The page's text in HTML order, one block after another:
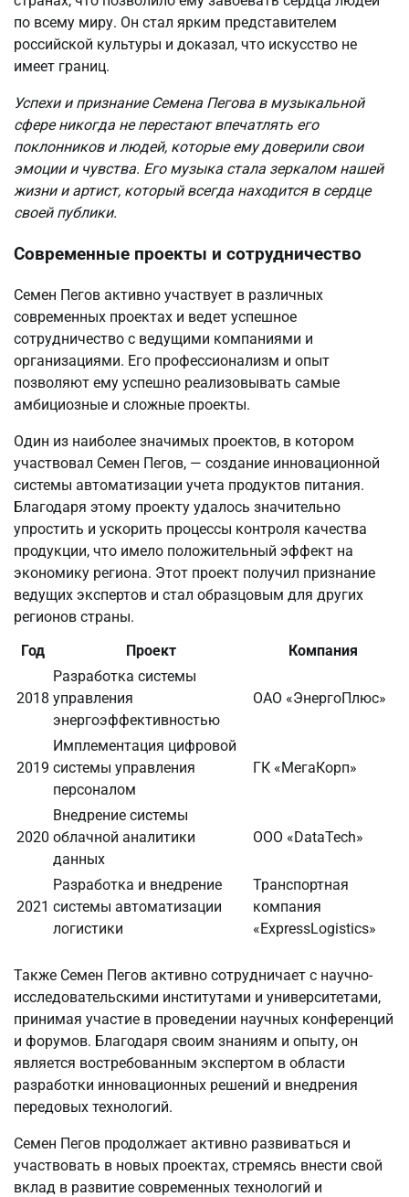
по всему миру. Он стал ярким представителем
российской культуры и доказал, что искусство не
имеет границ.
Успехи и признание Семена Пегова в музыкальной
сфере никогда не перестают впечатлять его
поклонников и людей, которые ему доверили свои
эмоции и чувства. Его музыка стала зеркалом нашей
жизни и артист, который всегда находится в сердце
своей публики.
Современные проекты и сотрудничество
Семен Пегов активно участвует в различных
современных проектах и ведет успешное
сотрудничество с ведущими компаниями и
организациями. Его профессионализм и опыт
позволяют ему успешно реализовывать самые
амбициозные и сложные проекты.
Один из наиболее значимых проектов, в котором
участвовал Семен Пегов, — создание инновационной
системы автоматизации учета продуктов питания.
Благодаря этому проекту удалось значительно
упростить и ускорить процессы контроля качества
продукции, что имело положительный эффект на
экономику региона. Этот проект получил признание
ведущих экспертов и стал образцовым для других
регионов страны.
Год
Проект Компания
2018
Разработка системы
управления
энергоэффективностью
ОАО «ЭнергоПлюс»
2019
Имплементация цифровой
системы управления
персоналом
ГК «МегаКорп»
2020
Внедрение системы
облачной аналитики
данных
ООО «DataTech»
2021
Разработка и внедрение
системы автоматизации
логистики
Транспортная
компания
«ExpressLogistics»
Также Семен Пегов активно сотрудничает с научно-
исследовательскими институтами и университетами,
принимая участие в проведении научных конференций
и форумов. Благодаря своим знаниям и опыту, он
является востребованным экспертом в области
разработки инновационных решений и внедрения
передовых технологий.
Семен Пегов продолжает активно развиваться и
участвовать в новых проектах, стремясь внести свой
вклад в развитие современных технологий и